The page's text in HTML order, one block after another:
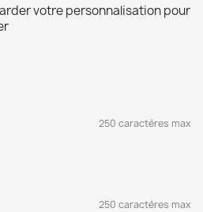
votre personnalisation pour
250 caractères max
250 caractères max